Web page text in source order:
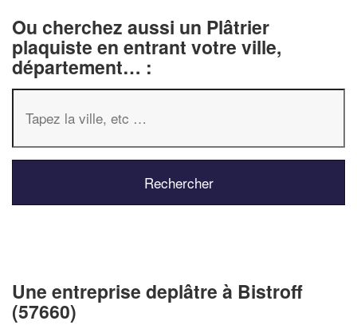
Ou cherchez aussi un Plâtrier
plaquiste en entrant votre ville,
département… :
Une entreprise deplâtre à Bistroff
(57660)
Augmentez votrechiffre